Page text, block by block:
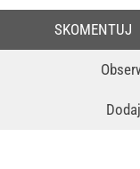
SKOMENTUJ